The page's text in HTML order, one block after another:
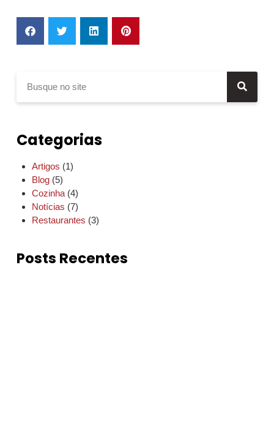
Categorias
Artigos (1)
Blog (5)
Cozinha (4)
Notícias (7)
Restaurantes (3)
Posts Recentes